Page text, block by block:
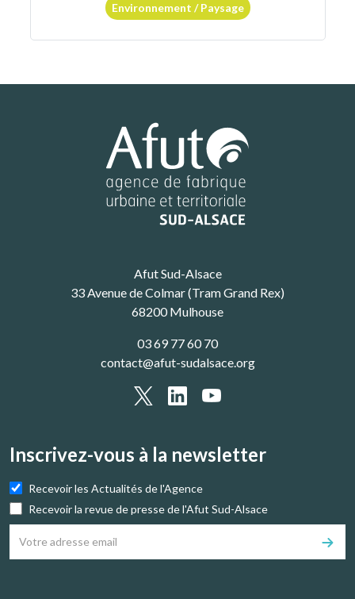
Environnement / Paysage
Afut Sud-Alsace
33 Avenue de Colmar (Tram Grand Rex)
68200 Mulhouse
03 69 77 60 70
contact@afut-sudalsace.org
Inscrivez-vous à la newsletter
Recevoir les Actualités de l'Agence
Recevoir la revue de presse de l'Afut Sud-Alsace